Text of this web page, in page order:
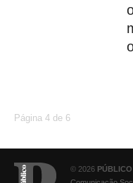
Página 4 de 6
© 2026 PÚBLICO